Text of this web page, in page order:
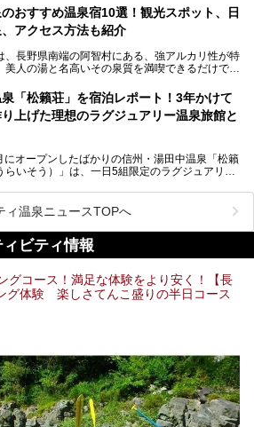
楽しみたいですよね。この記事では、金具屋での
の思い出にするための「楽しみ方」を徹底的にご
おすすめ温泉宿10選！観光スポット、日
アクセス方法も紹介
、長野県南端の阿智村にある、強アルカリ性が特
美人の湯と名高いその泉質を満喫できるだけでな
は、朝市などの観光スポットや、信州名物のおや
るグルメスポットなど、観光を楽しむにはぴった
豊富にあります。
は、昼神温泉での滞在を充実させる宿泊施設や日
見どころ満載の観光・グルメスポットに加え、ア
も順に紹介します。
「松籟荘」を宿泊レポート！3年かけて
上げた理想のラグジュアリー温泉旅館と
にオープンしたばかりの信州・湯田中温泉「松籟
らいそう）」は、一日5組限定のラグジュアリー
に楽しめる非日常感が味わえます。また宿泊者は
「よろづや」の大浴場「桃山風呂」や共同浴場の
湯」も利用ができます。
に浸り上質なお料理に舌鼓、特別な日に泊まりた
泉「松籟荘」を、実際に宿泊した目線で紹介しま
ィ温泉ニュースTOPへ
ビティ情報
グコース！満足な体験をより安く！【長
グ体験 楽しさてんこ盛りの半日コース